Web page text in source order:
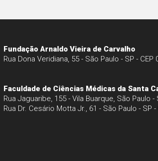
Fundação Arnaldo Vieira de Carvalho
Rua Dona Veridiana, 55 - São Paulo - SP - CEP
Faculdade de Ciências Médicas da Santa
Rua Jaguaribe, 155 - Vila Buarque, São Paulo -
Rua Dr. Cesário Motta Jr., 61 - São Paulo - SP